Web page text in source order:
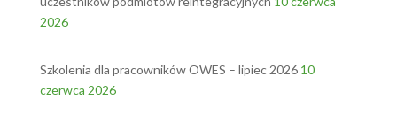
2026
Szkolenia dla pracowników OWES – lipiec 2026 10
czerwca 2026